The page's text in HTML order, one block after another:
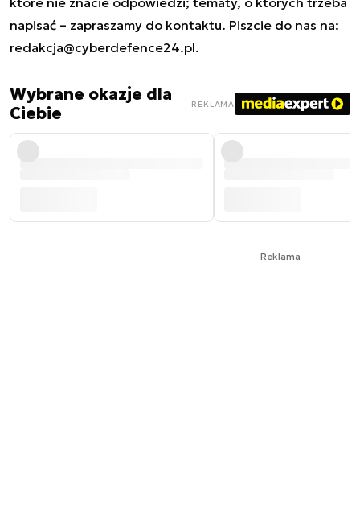
napisać – zapraszamy do kontaktu. Piszcie do nas na:
redakcja@cyberdefence24.pl.
Wybrane okazje dla
Ciebie
REKLAMA
Reklama